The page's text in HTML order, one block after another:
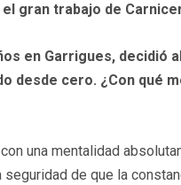
gran trabajo de
en Garrigues, decidió
desde cero. ¿Con qué
una mentalidad
seguridad de que la